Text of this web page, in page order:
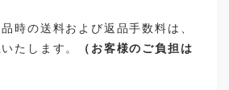
時の送料および返品手数料は、
たします。
（お客様のご負担は